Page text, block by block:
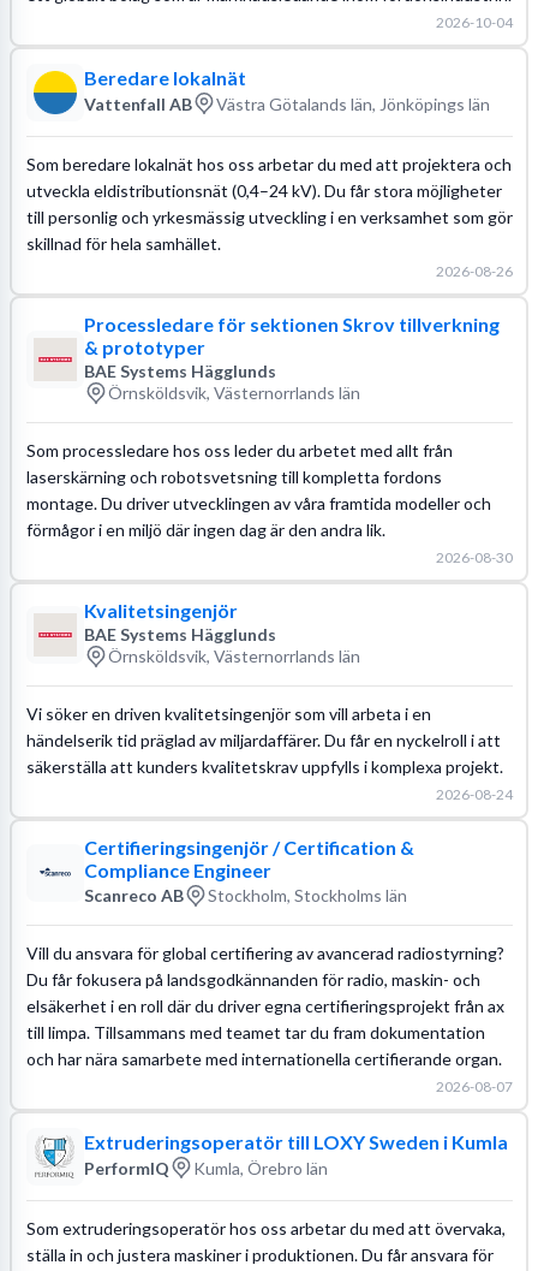
2026-10-04
Beredare lokalnät
Vattenfall AB Västra Götalands län, Jönköpings län
Som beredare lokalnät hos oss arbetar du med att projektera och
utveckla eldistributionsnät (0,4–24 kV). Du får stora möjligheter
till personlig och yrkesmässig utveckling i en verksamhet som gör
skillnad för hela samhället.
2026-08-26
Processledare för sektionen Skrov tillverkning
& prototyper
BAE Systems Hägglunds
Örnsköldsvik, Västernorrlands län
Som processledare hos oss leder du arbetet med allt från
laserskärning och robotsvetsning till kompletta fordons
montage. Du driver utvecklingen av våra framtida modeller och
förmågor i en miljö där ingen dag är den andra lik.
2026-08-30
Kvalitetsingenjör
BAE Systems Hägglunds
Örnsköldsvik, Västernorrlands län
Vi söker en driven kvalitetsingenjör som vill arbeta i en
händelserik tid präglad av miljardaffärer. Du får en nyckelroll i att
säkerställa att kunders kvalitetskrav uppfylls i komplexa projekt.
2026-08-24
Certifieringsingenjör / Certification &
Compliance Engineer
Scanreco AB Stockholm, Stockholms län
Vill du ansvara för global certifiering av avancerad radiostyrning?
Du får fokusera på landsgodkännanden för radio, maskin- och
elsäkerhet i en roll där du driver egna certifieringsprojekt från ax
till limpa. Tillsammans med teamet tar du fram dokumentation
och har nära samarbete med internationella certifierande organ.
2026-08-07
Extruderingsoperatör till LOXY Sweden i Kumla
PerformIQ Kumla, Örebro län
Som extruderingsoperatör hos oss arbetar du med att övervaka,
ställa in och justera maskiner i produktionen. Du får ansvara för